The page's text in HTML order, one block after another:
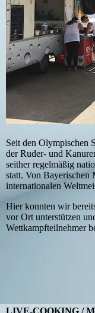
Seit den Olympischen
der Ruder- und
seither regelmäßig
statt. Von Bayerischen
internationalen
Hier konnten wir
vor Ort unterstützen
Wettkampfteilnehmer